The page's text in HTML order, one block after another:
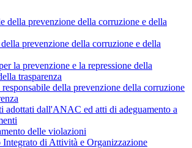
della prevenzione della corruzione e della
prevenzione della corruzione e della
la prevenzione e la repressione della
trasparenza
della prevenzione della corruzione
adottati dall'ANAC ed atti di adeguamento a
delle violazioni
di Attività e Organizzazione